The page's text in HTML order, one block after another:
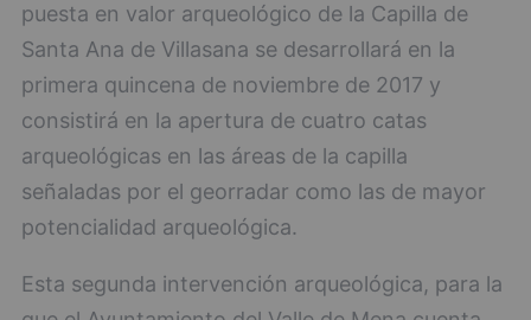
puesta en valor arqueológico de la Capilla de
Santa Ana de Villasana se desarrollará en la
primera quincena de noviembre de 2017 y
consistirá en la apertura de cuatro catas
arqueológicas en las áreas de la capilla
señaladas por el georradar como las de mayor
potencialidad arqueológica.
Esta segunda intervención arqueológica, para la